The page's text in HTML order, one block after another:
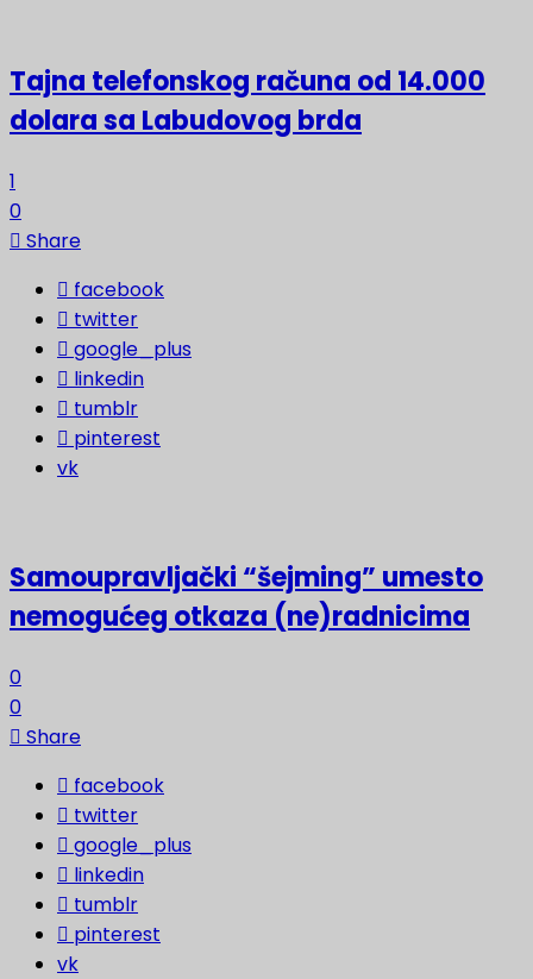
Tajna telefonskog računa od 14.000
dolara sa Labudovog brda
1
0
Share
facebook
twitter
google_plus
linkedin
tumblr
pinterest
vk
Samoupravljački “šejming” umesto
nemogućeg otkaza (ne)radnicima
0
0
Share
facebook
twitter
google_plus
linkedin
tumblr
pinterest
vk